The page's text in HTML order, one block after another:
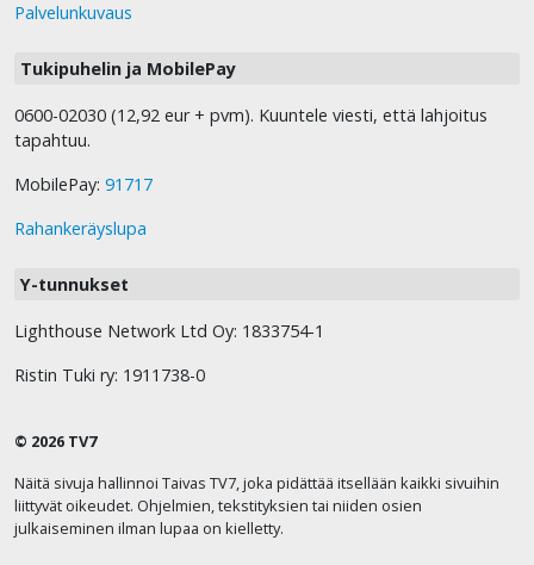
Palvelunkuvaus
Tukipuhelin ja MobilePay
0600-02030 (12,92 eur + pvm). Kuuntele viesti, että lahjoitus
tapahtuu.
MobilePay: 91717
Rahankeräyslupa
Y-tunnukset
Lighthouse Network Ltd Oy: 1833754-1
Ristin Tuki ry: 1911738-0
© 2026 TV7
Näitä sivuja hallinnoi Taivas TV7, joka pidättää itsellään kaikki sivuihin
liittyvät oikeudet. Ohjelmien, tekstityksien tai niiden osien
julkaiseminen ilman lupaa on kielletty.